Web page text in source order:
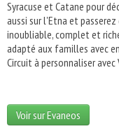
Syracuse et Catane pour
aussi sur l'Etna et
inoubliable, complet et
adapté aux familles avec
Circuit à personnaliser avec
Voir sur Evaneos